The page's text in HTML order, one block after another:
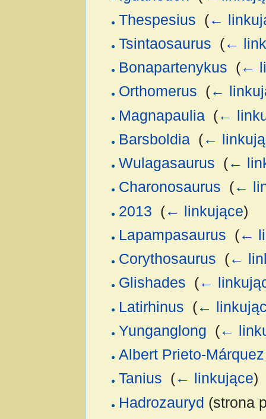
Thespesius (←
Tsintaosaurus (←
Bonapartenykus (←
Orthomerus (←
Magnapaulia‎ (←
Barsboldia‎ (←
Wulagasaurus (←
Charonosaurus (←
2013 (← linkujące)
Lapampasaurus (←
Corythosaurus (←
Glishades (←
Latirhinus (←
Yunganglong (←
Albert Prieto-Márquez
Tanius (← linkujące)
Hadrozauryd (strona